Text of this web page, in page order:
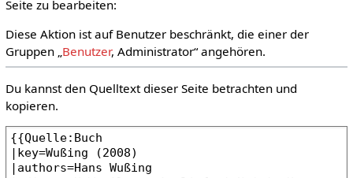
Seite zu bearbeiten:
Diese Aktion ist auf Benutzer beschränkt, die einer der
Gruppen „Benutzer, Administrator“ angehören.
Du kannst den Quelltext dieser Seite betrachten und
kopieren.